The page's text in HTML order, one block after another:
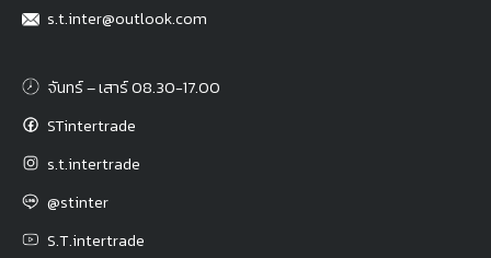
s.t.inter@outlook.com
จันทร์ – เสาร์ 08.30-17.00
STintertrade
s.t.intertrade
@stinter
S.T.intertrade